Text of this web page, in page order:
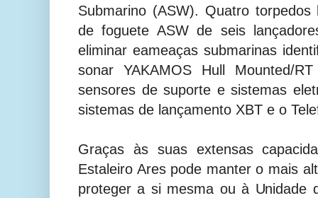
Submarino (ASW). Quatro
de foguete ASW de seis
eliminar eameaças submarinas
sonar YAKAMOS Hull Mounted/
sensores de suporte e sistemas
sistemas de lançamento XBT e o
Graças às suas extensas
Estaleiro Ares pode manter o mais
proteger a si mesma ou à Unidade